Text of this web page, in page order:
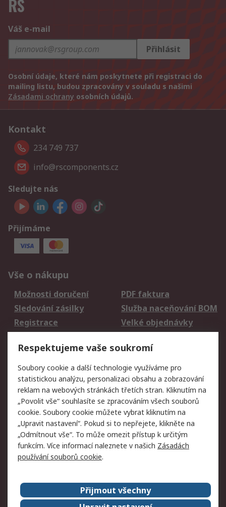
RS
Váš e-mail
Přihlásit
Osobní údaje, které nám poskytnete při registraci do
mailing listu, budou zpracovány v souladu s našimi
Zásadami ochrany osobních údajů.
Kontakt
234 749 737
info@rscomponents.cz
Sledujte nás
Přijímáme
Vše o nákupu
Možnosti doručení
PDF faktura
Sledování zásilky
Služba naceňování BOM
Registrace
Velké objednávky
Právní
Autorská práva
Obchodní podmínky
společnosti RS
Prohlášení o ochraně
údajů
Zabezpečení
elektronické pošty
Zásady pro soubory
cookie
Zásady ochrany
osobních údajů
Kontakt
O naší společnosti
RS Group
Respektujeme vaše soukromí
Soubory cookie a další technologie využíváme pro
statistickou analýzu, personalizaci obsahu a zobrazování
reklam na webových stránkách třetích stran. Kliknutím na
„Povolit vše“ souhlasíte se zpracováním všech souborů
cookie. Soubory cookie můžete vybrat kliknutím na
„Upravit nastavení“. Pokud si to nepřejete, klikněte na
„Odmítnout vše“. To může omezit přístup k určitým
funkcím. Více informací naleznete v našich Zásadách
používání souborů cookie.
Přijmout všechny